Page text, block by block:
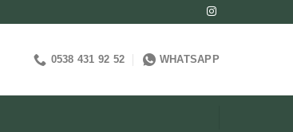
0538 431 92 52 WHATSAPP